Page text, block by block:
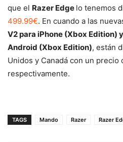
que el Razer Edge lo tenemos
499.99€. En cuando a las
V2 para iPhone (Xbox Edition)
Android (Xbox Edition), están
Unidos y Canadá con un precio
respectivamente.
TAGS Mando Razer Razer